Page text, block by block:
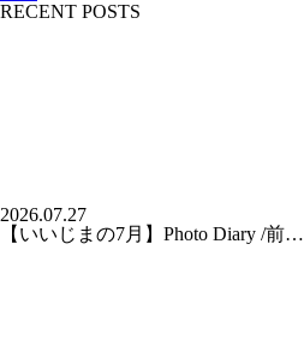
RECENT POSTS
2026.07.27
【いいじまの7月】Photo Diary /前…